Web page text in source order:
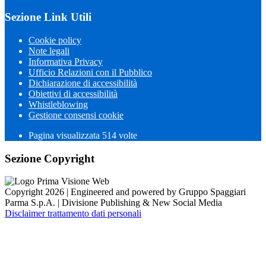
Sezione Link Utili
Cookie policy
Note legali
Informativa Privacy
Ufficio Relazioni con il Pubblico
Dichiarazione di accessibilità
Obiettivi di accessibilità
Whistleblowing
Gestione consensi cookie
Pagina visualizzata 514 volte
Sezione Copyright
Copyright 2026 | Engineered and powered by Gruppo Spaggiari
Parma S.p.A. | Divisione Publishing & New Social Media
Disclaimer trattamento dati personali